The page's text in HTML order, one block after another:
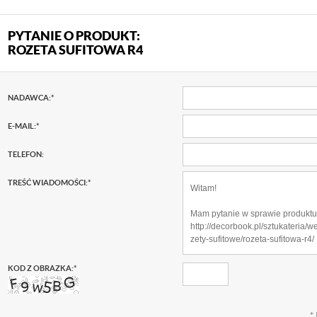
PYTANIE O PRODUKT:
ROZETA SUFITOWA R4
NADAWCA:*
E-MAIL:*
TELEFON:
TREŚĆ WIADOMOŚCI:*
KOD Z OBRAZKA:*
*